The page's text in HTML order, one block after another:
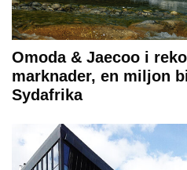
Omoda & Jaecoo i
marknader, en miljon
Sydafrika